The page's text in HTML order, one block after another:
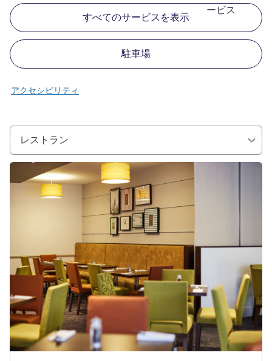
ービス
すべてのサービスを表示
駐車場
アクセシビリティ
レストラン
詳細を表示